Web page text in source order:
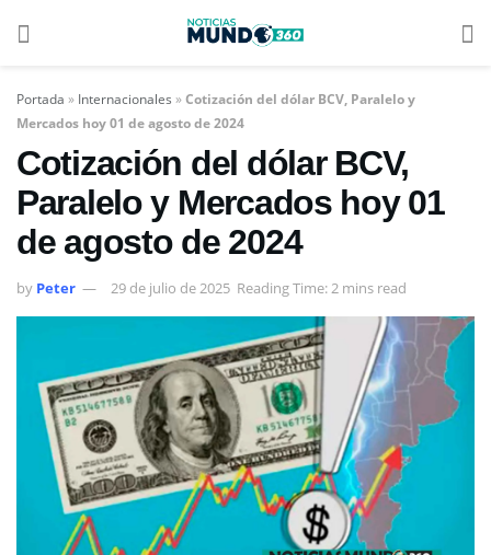
Portada » Internacionales »Cotización del dólar BCV, Paralelo y
Mercados hoy 01 de agosto de 2024
Cotización del dólar BCV,
Paralelo y Mercados hoy 01
de agosto de 2024
by Peter 29 de julio de 2025 Reading Time: 2 mins read